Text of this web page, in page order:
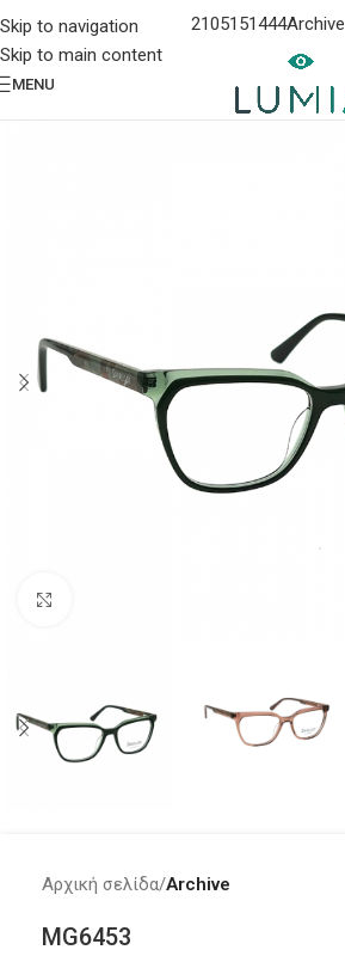
Skip to navigation
Skip to main content
2105151444Archive
MENU
Αρχική σελίδα Archive
MG6453